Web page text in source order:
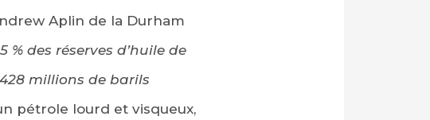
Aplin de la Durham
% des réserves d’huile de
millions de barils
pétrole lourd et visqueux,